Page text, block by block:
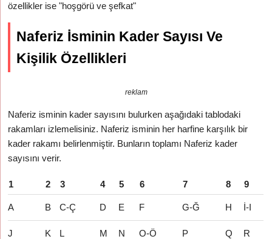
özellikler ise "hoşgörü ve şefkat"
Naferiz İsminin Kader Sayısı Ve
Kişilik Özellikleri
reklam
Naferiz isminin kader sayısını bulurken aşağıdaki tablodaki
rakamları izlemelisiniz. Naferiz isminin her harfine karşılık bir
kader rakamı belirlenmiştir. Bunların toplamı Naferiz kader
sayısını verir.
1 2 3 4 5 6 7 8 9
A B C-Ç D E F G-Ğ H İ-I
J K L M N O-Ö P Q R